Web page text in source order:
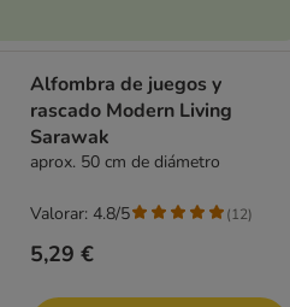
Alfombra de juegos y
rascado Modern Living
Sarawak
aprox. 50 cm de diámetro
5,29 €
Valorar: 4.8/5 (12)